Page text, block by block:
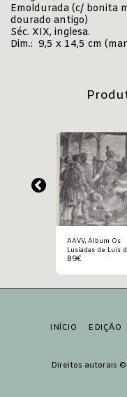
Emoldurada (c/ bonita
dourado antigo)
Séc. XIX, inglesa.
Dim.: 9,5 x 14,5 cm
AAVV, Álbum Os
Lusíadas de Luis
Camoēs
89€
Direitos autorais ©
INÍCIO EDIÇÃO